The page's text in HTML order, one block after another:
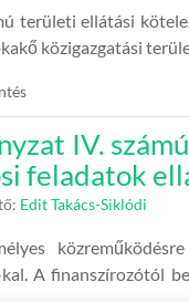
területi ellátási
közigazgatási
IV.
feladatok
Edit Takács-Siklódi
A finanszírozótól